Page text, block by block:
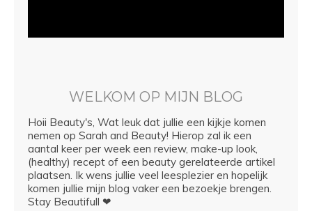
WELKOM OP MIJN BLOG
Hoii Beauty's, Wat leuk dat jullie een kijkje komen
nemen op Sarah and Beauty! Hierop zal ik een
aantal keer per week een review, make-up look,
(healthy) recept of een beauty gerelateerde artikel
plaatsen. Ik wens jullie veel leesplezier en hopelijk
komen jullie mijn blog vaker een bezoekje brengen.
Stay Beautifull ❤